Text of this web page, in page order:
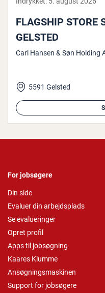
FLAGSHIP STORE
GELSTED
Carl Hansen & Søn Holding
5591 Gelsted
For jobsøgere
Din side
Evaluer din arbejdsplads
Se evalueringer
Opret profil
Apps til jobsøgning
Kaares Klumme
Ansøgningsmaskinen
Support for jobsøgere